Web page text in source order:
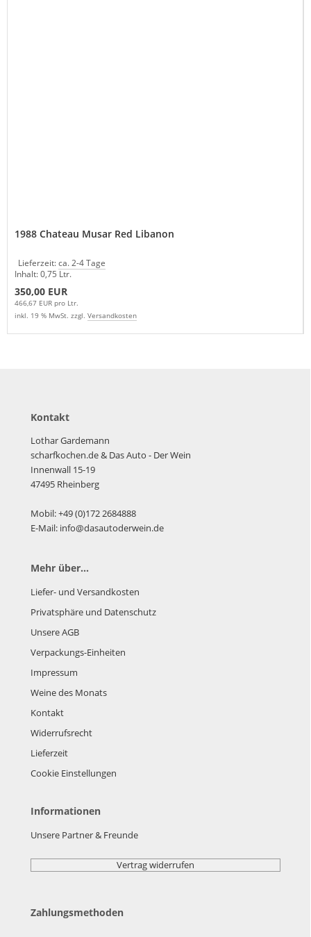
1988 Chateau Musar Red Libanon
Lieferzeit:ca. 2-4 Tage
Inhalt: 0,75 Ltr.
350,00 EUR
466,67 EUR pro Ltr.
inkl. 19 % MwSt. zzgl. Versandkosten
Kontakt
Lothar Gardemann
scharfkochen.de& Das Auto - Der Wein
Innenwall 15-19
47495 Rheinberg
Mobil: +49 (0)172 2684888
E-Mail: info@dasautoderwein.de
Mehr über...
Liefer- und Versandkosten
Privatsphäre und Datenschutz
Unsere AGB
Verpackungs-Einheiten
Impressum
Weine des Monats
Kontakt
Widerrufsrecht
Lieferzeit
Cookie Einstellungen
Informationen
Unsere Partner & Freunde
Vertrag widerrufen
Zahlungsmethoden